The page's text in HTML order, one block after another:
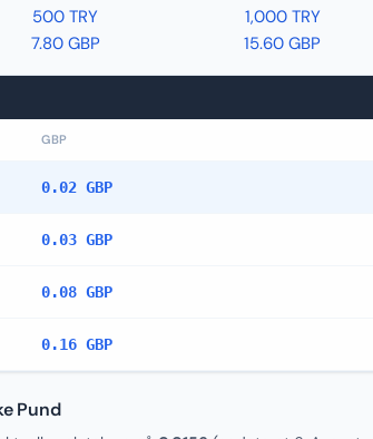
500 TRY
7.80 GBP
1,000 TRY
15.60 GBP
GBP
0.02 GBP
0.03 GBP
0.08 GBP
0.16 GBP
Pund